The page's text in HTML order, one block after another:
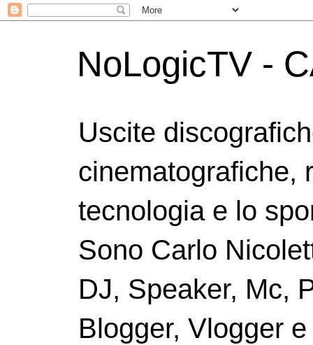
NoLogicTV -
Uscite
cinematografiche,
tecnologia e lo
Sono Carlo
DJ, Speaker, Mc,
Blogger, Vlogger